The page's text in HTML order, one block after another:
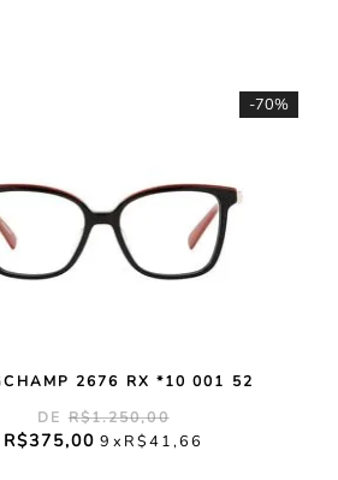
-70%
2676 RX *10 001 52
R$1.250,00
R$375,00 9 R$41,66